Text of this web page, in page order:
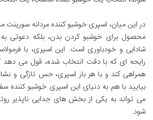
محصول برای خوشبو کردن بدن، بلکه دعوتی
شادابی و خودباوری است. این اسپری، با
رایحه ای که با دقت انتخاب شده، قول می دهد
همراهی کند و با هر بار اسپری، حس تازگی و
بیایید با هم به دنیای این اسپری خوشبو کننده
می تواند به یکی از بخش های جدایی ناپذیر
شود.